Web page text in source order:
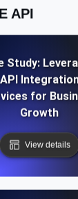
API
Study:
API
for
Growth
View details